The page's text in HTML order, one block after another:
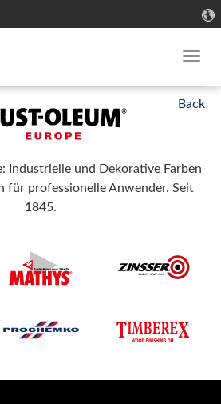
Industrielle und Dekorative Farben
für professionelle Anwender. Seit
1845.